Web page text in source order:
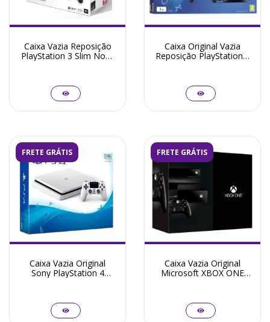
Caixa Vazia Reposição
PlayStation 3 Slim Nova
Caixa Original Vazia
Reposição PlayStation 4
FRETE GRÁTIS
Caixa Vazia Original
Sony PlayStation 4
FRETE GRÁTIS
Caixa Vazia Original
Microsoft XBOX ONE